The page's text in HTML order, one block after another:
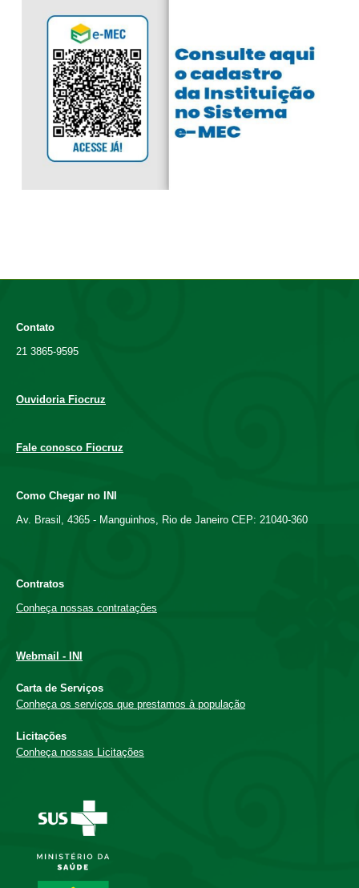
Contato
21 3865-9595
Ouvidoria Fiocruz
Fale conosco Fiocruz
Como Chegar no INI
Av. Brasil, 4365 - Manguinhos, Rio de Janeiro CEP: 21040-360
Contratos
Conheça nossas contratações
Webmail - INI
Carta de Serviços
Conheça os serviços que prestamos à população
Licitações
Conheça nossas Licitações